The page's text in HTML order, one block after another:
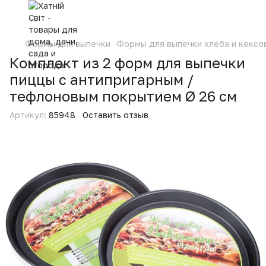
Формы для выпечки Формы для выпечки хлеба и
Комплект из 2 форм для выпечки
пиццы с антипригарным /
тефлоновым покрытием Ø 26 см
Артикул: 85948 Оставить отзыв